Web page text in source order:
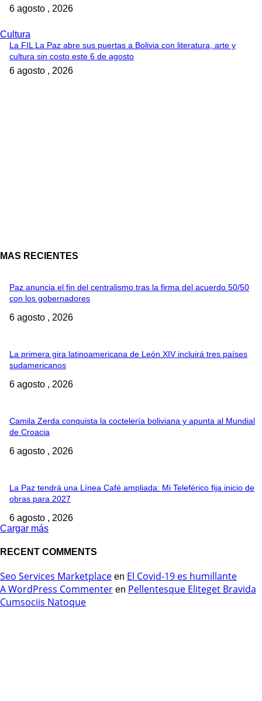
6 agosto , 2026
Cultura
La FIL La Paz abre sus puertas a Bolivia con literatura, arte y
cultura sin costo este 6 de agosto
6 agosto , 2026
MAS RECIENTES
Paz anuncia el fin del centralismo tras la firma del acuerdo 50/50
con los gobernadores
6 agosto , 2026
La primera gira latinoamericana de León XIV incluirá tres países
sudamericanos
6 agosto , 2026
Camila Zerda conquista la coctelería boliviana y apunta al Mundial
de Croacia
6 agosto , 2026
La Paz tendrá una Línea Café ampliada: Mi Teleférico fija inicio de
obras para 2027
6 agosto , 2026
Cargar más
RECENT COMMENTS
Seo Services Marketplace en El Covid-19 es humillante
A WordPress Commenter en Pellentesque Eliteget Bravida
Cumsociis Natoque